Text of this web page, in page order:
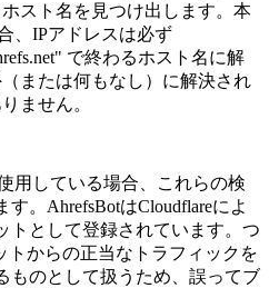
スト名を見つけ出します。本
、IPアドレスは必ず
で終わるホスト名に解
または何もなし）に解決され
ません。
用している場合、これらの検
。AhrefsBotはCloudflareによ
トとして登録されています。つ
トからの正当なトラフィックを
ものとして扱うため、誤ってブ